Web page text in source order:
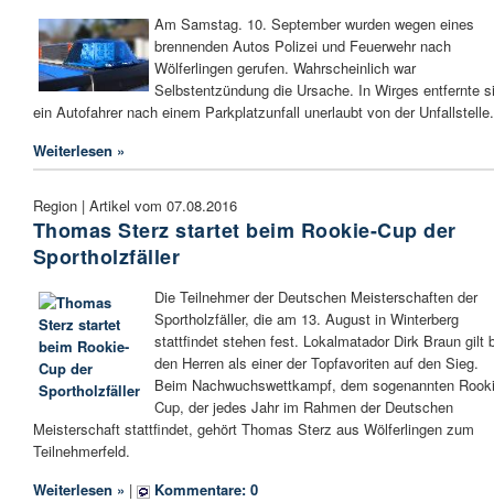
Am Samstag. 10. September wurden wegen eines
brennenden Autos Polizei und Feuerwehr nach
Wölferlingen gerufen. Wahrscheinlich war
Selbstentzündung die Ursache. In Wirges entfernte
ein Autofahrer nach einem Parkplatzunfall unerlaubt von der Unfallstelle.
Weiterlesen »
Region | Artikel vom 07.08.2016
Thomas Sterz startet beim Rookie-Cup der
Sportholzfäller
Die Teilnehmer der Deutschen Meisterschaften der
Sportholzfäller, die am 13. August in Winterberg
stattfindet stehen fest. Lokalmatador Dirk Braun gilt
den Herren als einer der Topfavoriten auf den Sieg.
Beim Nachwuchswettkampf, dem sogenannten
Cup, der jedes Jahr im Rahmen der Deutschen
Meisterschaft stattfindet, gehört Thomas Sterz aus Wölferlingen zum
Teilnehmerfeld.
Weiterlesen » | Kommentare: 0